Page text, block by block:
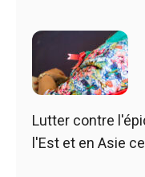
Lutter contre
l'Est et en Asie